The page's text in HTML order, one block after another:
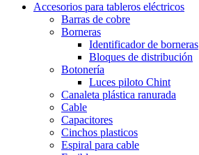
Accesorios para tableros eléctricos
Barras de cobre
Borneras
Identificador de borneras
Bloques de distribución
Botonería
Luces piloto Chint
Canaleta plástica ranurada
Cable
Capacitores
Cinchos plasticos
Espiral para cable